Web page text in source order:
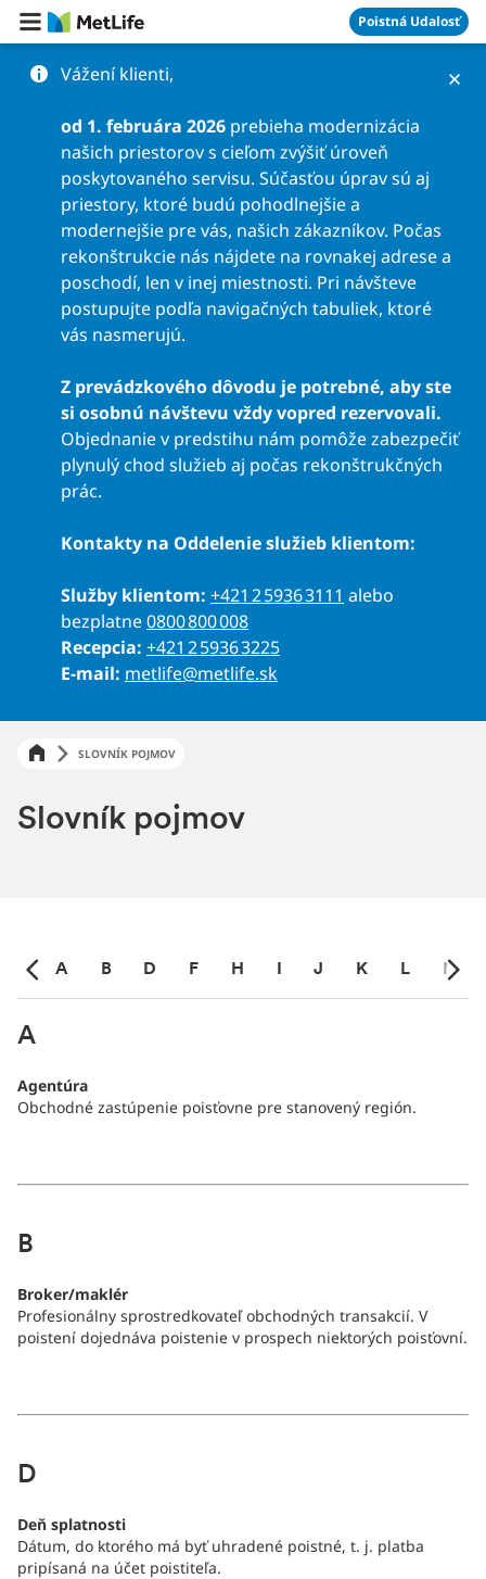
Preskočiť na obsah Poistná Udalosť
Vážení klienti,
od 1. februára 2026 prebieha modernizácia
našich priestorov s cieľom zvýšiť úroveň
poskytovaného servisu. Súčasťou úprav sú aj
priestory, ktoré budú pohodlnejšie a
modernejšie pre vás, našich zákazníkov. Počas
rekonštrukcie nás nájdete na rovnakej adrese a
poschodí, len v inej miestnosti. Pri návšteve
postupujte podľa navigačných tabuliek, ktoré
vás nasmerujú.
Z prevádzkového dôvodu je potrebné, aby ste
si osobnú návštevu vždy vopred rezervovali.
Objednanie v predstihu nám pomôže zabezpečiť
plynulý chod služieb aj počas rekonštrukčných
prác.
Kontakty na Oddelenie služieb klientom:
Služby klientom: +421 2 5936 3111 alebo
bezplatne0800 800 008
Recepcia: +421 2 5936 3225
E-mail: metlife@metlife.sk
SLOVNÍK POJMOV
Slovník pojmov
A B D F H J K L M
A
Agentúra
Obchodné zastúpenie poisťovne pre stanovený región.
B
Broker/maklér
Profesionálny sprostredkovateľ obchodných transakcií. V
poistení dojednáva poistenie v prospech niektorých poisťovní.
D
Deň splatnosti
Dátum, do ktorého má byť uhradené poistné, t. j. platba
pripísaná na účet poistiteľa.